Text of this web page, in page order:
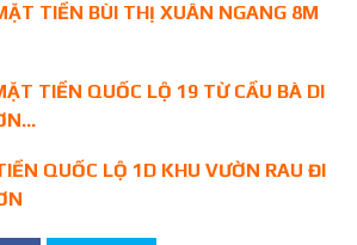
TIỀN BÙI THỊ XUÂN NGANG 8M
TIỀN QUỐC LỘ 19 TỪ CẦU BÀ DI
QUỐC LỘ 1D KHU VƯỜN RAU ĐI